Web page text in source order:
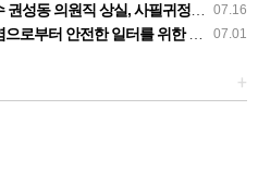
07.16
동 의원직 상실, 사필귀정이다
07.01
민주노총 강원지역본부 폭염감시단 선포 기자회견
+